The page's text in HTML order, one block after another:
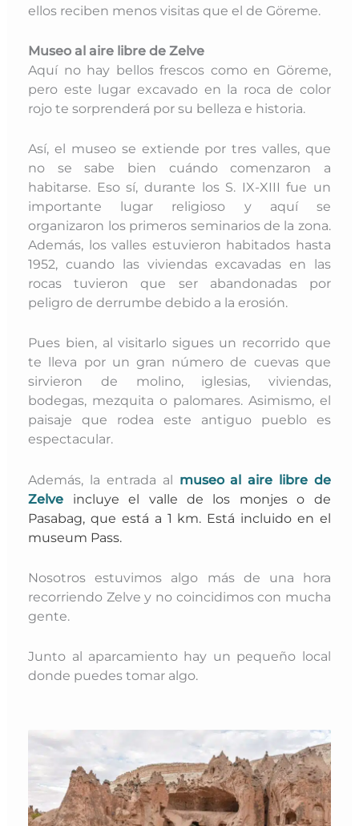
ellos reciben menos visitas que el de Göreme.
Museo al aire libre de Zelve
Aquí no hay bellos frescos como en Göreme,
pero este lugar excavado en la roca de color
rojo te sorprenderá por su belleza e historia.
Así, el museo se extiende por tres valles, que
no se sabe bien cuándo comenzaron a
habitarse. Eso sí, durante los S. IX-XIII fue un
importante lugar religioso y aquí se
organizaron los primeros seminarios de la zona.
Además, los valles estuvieron habitados hasta
1952, cuando las viviendas excavadas en las
rocas tuvieron que ser abandonadas por
peligro de derrumbe debido a la erosión.
Pues bien, al visitarlo sigues un recorrido que
te lleva por un gran número de cuevas que
sirvieron de molino, iglesias, viviendas,
bodegas, mezquita o palomares. Asimismo, el
paisaje que rodea este antiguo pueblo es
espectacular.
Además, la entrada al museo al aire libre de
Zelve
incluye el valle de los monjes o de
Pasabag, que está a 1 km. Está incluido en el
museum Pass.
Nosotros estuvimos algo más de una hora
recorriendo Zelve y no coincidimos con mucha
gente.
Junto al aparcamiento hay un pequeño local
donde puedes tomar algo.